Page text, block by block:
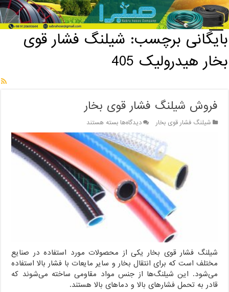
خانه / بایگانی برچسب: شیلنگ فشار قوی بخار هیدرولیک 405
بایگانی برچسب: شیلنگ فشار قوی
بخار هیدرولیک 405
فروش شیلنگ فشار قوی بخار
شیلنگ فشار قوی بخار دیدگاه‌هابرای
فروش
شیلنگ
فشار
قوی
بخار
بسته هستند
شیلنگ فشار قوی بخار یکی از محصولات مورد استفاده در صنایع
مختلف است که برای انتقال بخار و سایر مایعات با فشار بالا استفاده
می‌شود. این شیلنگ‌ها از جنس مواد مقاومی ساخته می‌شوند که
قادر به تحمل فشارهای بالا و دماهای بالا هستند.